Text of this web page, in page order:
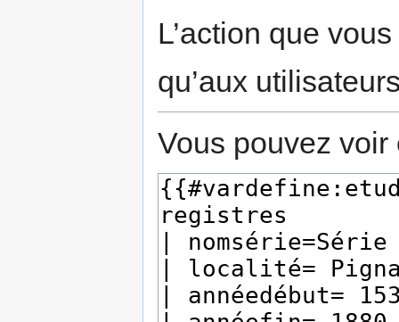
L’action que
qu’aux
Vous pouvez